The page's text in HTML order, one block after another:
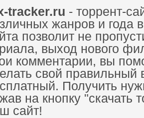
tracker.ru - торрент-
жанров и года
позволит не
выход нового
комментарии, вы
свой
Получить
на кнопку "скачать
сайт!